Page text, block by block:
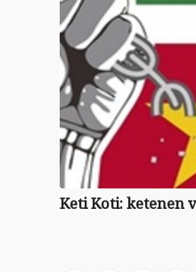
Keti Koti: ketenen